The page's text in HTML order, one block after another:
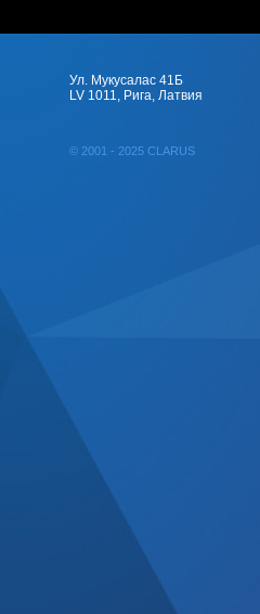
Ул. Мукусалас 41Б
LV 1011, Рига, Латвия
© 2001 - 2025 CLARUS